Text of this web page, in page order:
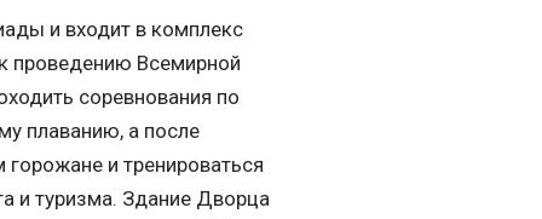
и входит в комплекс
проведению Всемирной
соревнования по
плаванию, а после
и тренироваться
и туризма. Здание Дворца